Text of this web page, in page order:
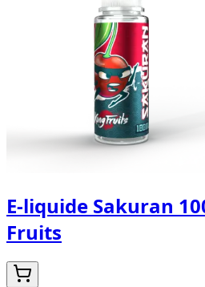
E-liquide Sakuran
Fruits